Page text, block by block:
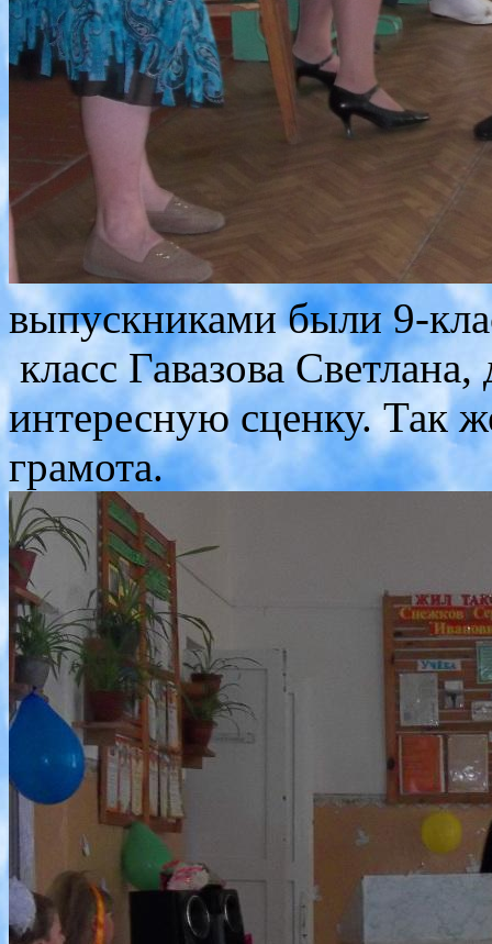
выпускниками были 9-
класс Гавазова
интересную сценку. Так
грамота.